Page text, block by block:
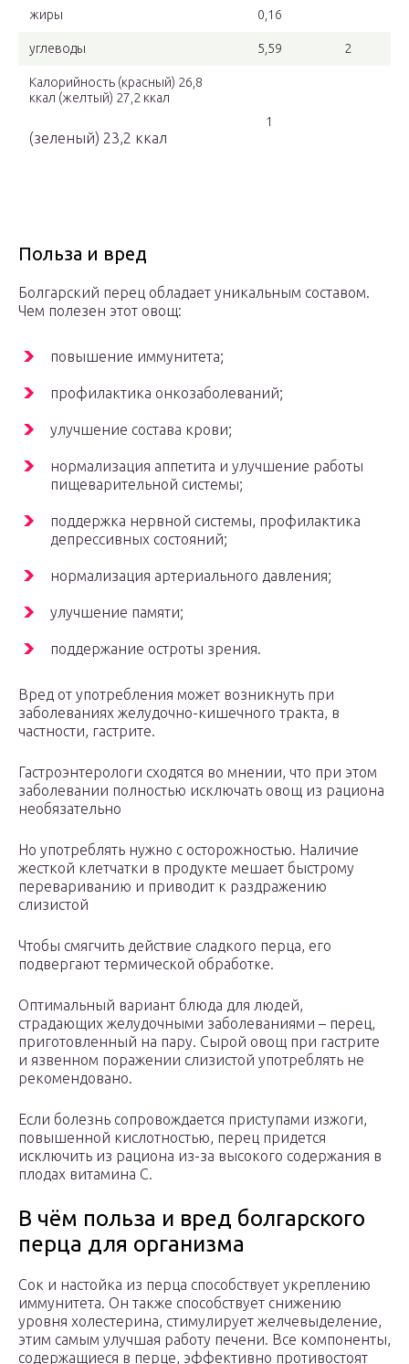
жиры 0,16
углеводы 5,59 2
Калорийность (красный) 26,8
ккал (желтый) 27,2 ккал
(зеленый) 23,2 ккал
1
Польза и вред
Болгарский перец обладает уникальным составом.
Чем полезен этот овощ:
повышение иммунитета;
профилактика онкозаболеваний;
улучшение состава крови;
нормализация аппетита и улучшение работы
пищеварительной системы;
поддержка нервной системы, профилактика
депрессивных состояний;
нормализация артериального давления;
улучшение памяти;
поддержание остроты зрения.
Вред от употребления может возникнуть при
заболеваниях желудочно-кишечного тракта, в
частности, гастрите.
Гастроэнтерологи сходятся во мнении, что при этом
заболевании полностью исключать овощ из рациона
необязательно
Но употреблять нужно с осторожностью. Наличие
жесткой клетчатки в продукте мешает быстрому
перевариванию и приводит к раздражению
слизистой
Чтобы смягчить действие сладкого перца, его
подвергают термической обработке.
Оптимальный вариант блюда для людей,
страдающих желудочными заболеваниями – перец,
приготовленный на пару. Сырой овощ при гастрите
и язвенном поражении слизистой употреблять не
рекомендовано.
Если болезнь сопровождается приступами изжоги,
повышенной кислотностью, перец придется
исключить из рациона из-за высокого содержания в
плодах витамина С.
В чём польза и вред болгарского
перца для организма
Сок и настойка из перца способствует укреплению
иммунитета. Он также способствует снижению
уровня холестерина, стимулирует желчевыделение,
этим самым улучшая работу печени. Все компоненты,
содержащиеся в перце, эффективно противостоят